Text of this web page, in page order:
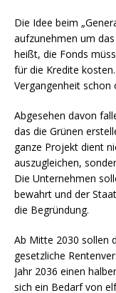
Die Idee beim
aufzunehmen um
heißt, die Fonds
für die Kredite
Vergangenheit
Abgesehen davon
das die Grünen
ganze Projekt dient
auszugleichen,
Die Unternehmen
bewahrt und der
die Begründung.
Ab Mitte 2030 sollen
gesetzliche
Jahr 2036 einen
sich ein Bedarf von